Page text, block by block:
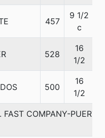
457
9 1/2
c
528
16
1/2
500
16
1/2
COMPANY-